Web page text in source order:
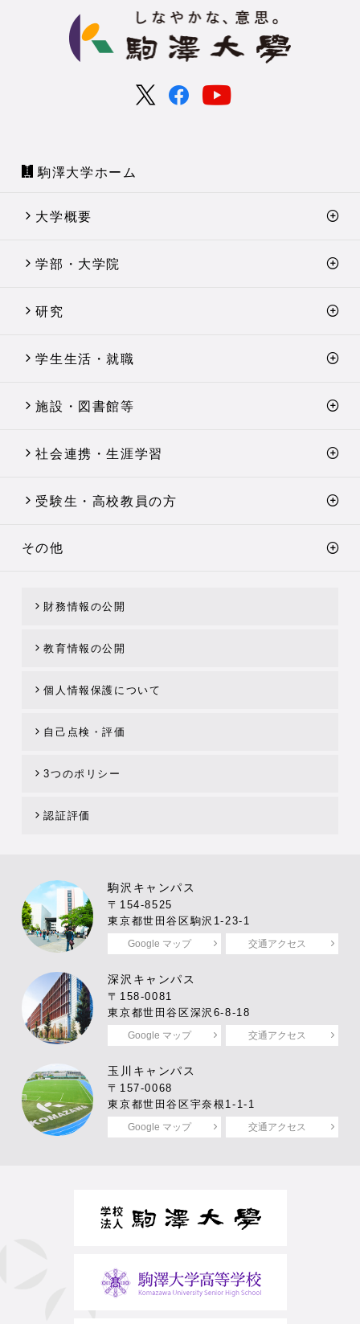
駒澤大学ホーム
大学概要
学部・大学院
研究
学生生活・就職
施設・図書館等
社会連携・生涯学習
受験生・高校教員の方
その他
財務情報の公開
教育情報の公開
個人情報保護について
自己点検・評価
3つのポリシー
認証評価
駒沢キャンパス
〒154-8525
東京都世田谷区駒沢1-23-1
Google マップ 交通アクセス
深沢キャンパス
〒158-0081
東京都世田谷区深沢6-8-18
Google マップ 交通アクセス
玉川キャンパス
〒157-0068
東京都世田谷区宇奈根1-1-1
Google マップ 交通アクセス